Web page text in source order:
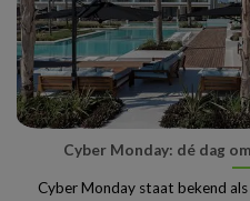
Cyber Monday: dé dag
Cyber Monday staat bekend